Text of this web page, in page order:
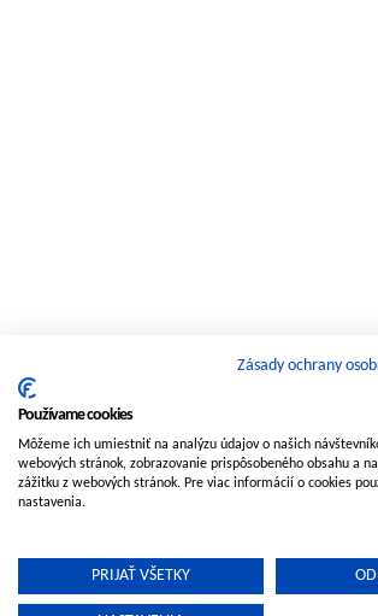
Zásady ochrany
Používame cookies
Môžeme ich umiestniť na analýzu údajov o našich
webových stránok, zobrazovanie prispôsobeného obsahu a
zážitku z webových stránok. Pre viac informácií o cookies
nastavenia.
PRIJAŤ VŠETKY